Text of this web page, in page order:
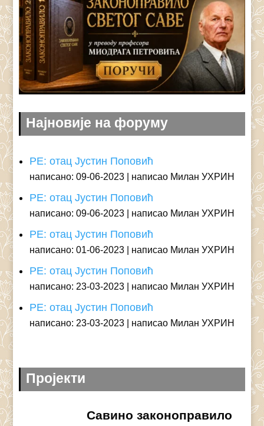
Најновије на форуму
РЕ: отац Јустин Поповић
написано: 09-06-2023 написао Милан УХРИН
РЕ: отац Јустин Поповић
написано: 09-06-2023 написао Милан УХРИН
РЕ: отац Јустин Поповић
написано: 01-06-2023 написао Милан УХРИН
РЕ: отац Јустин Поповић
написано: 23-03-2023 написао Милан УХРИН
РЕ: отац Јустин Поповић
написано: 23-03-2023 написао Милан УХРИН
Пројекти
Савино законоправило